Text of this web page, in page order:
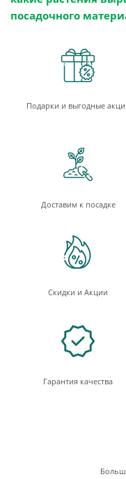
посадочного
Подарки и выгодные
Доставим к посадке
Скидки и Акции
Гарантия качества